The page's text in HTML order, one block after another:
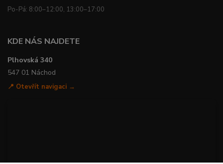
Po-Pá: 8:00–12:00, 13:00–17:00
KDE NÁS NAJDETE
Plhovská 340
547 01 Náchod
📍 Otevřít navigaci →